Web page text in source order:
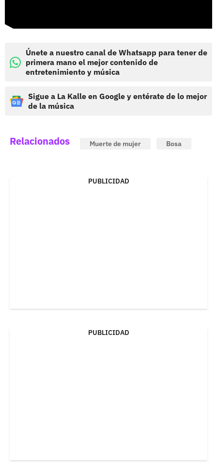
Únete a nuestro canal de Whatsapp para tener de
primera mano el mejor contenido de
entretenimiento y música
Sigue a La Kalle en Google y entérate de lo mejor
de la música
Relacionados Muerte de mujer Bosa
PUBLICIDAD
PUBLICIDAD